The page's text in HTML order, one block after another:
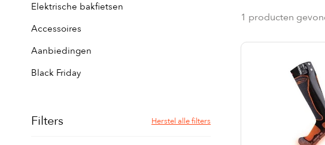
Elektrische bakfietsen
Accessoires
Aanbiedingen
Black Friday
Filters Herstel alle filters
1 producten